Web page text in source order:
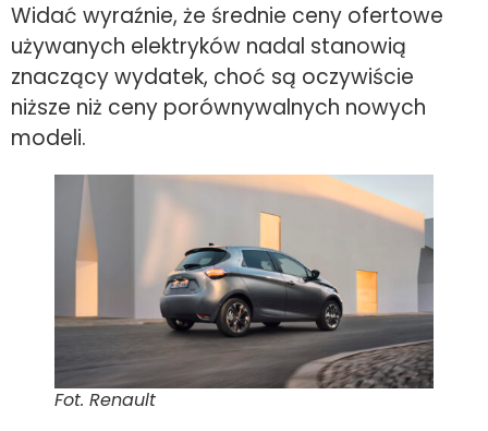
Widać wyraźnie, że średnie ceny ofertowe
używanych elektryków nadal stanowią
znaczący wydatek, choć są oczywiście
niższe niż ceny porównywalnych nowych
modeli.
Fot. Renault